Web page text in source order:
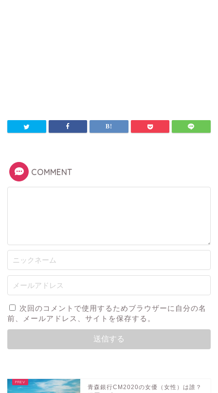
COMMENT
次回のコメントで使用するためブラウザーに自分の名
前、メールアドレス、サイトを保存する。
青森銀行CM2020の女優（女性）は誰？